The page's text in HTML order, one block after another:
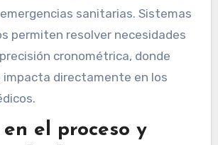
sanitarias. Sistemas
permiten resolver necesidades
cronométrica, donde
impacta directamente en los
en el proceso y